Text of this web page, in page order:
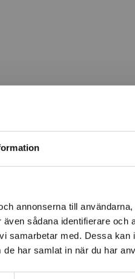
annonserna till
sådana identifierare och
samarbetar med. Dessa kan
har samlat in när du har
studentlitteratur.se via
inte leveranser
ett köp måste
Läs mer